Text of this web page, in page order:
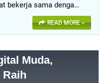
bekerja sama denga…
READ MORE »
Muda,
Raih